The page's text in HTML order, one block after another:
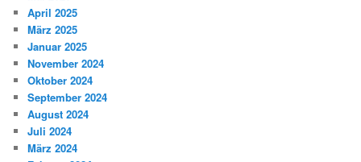
April 2025
März 2025
Januar 2025
November 2024
Oktober 2024
September 2024
August 2024
Juli 2024
März 2024